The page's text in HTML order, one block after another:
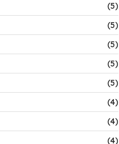
(5)
(5)
(5)
(5)
(5)
(4)
(4)
(4)